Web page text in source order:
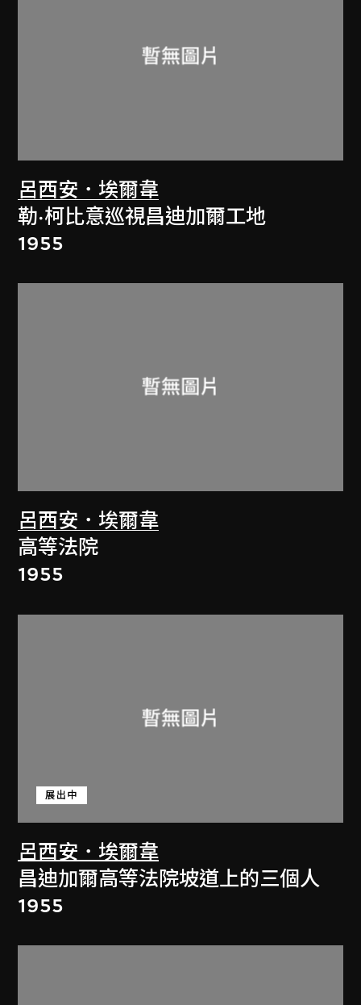
呂西安．埃爾韋
勒·柯比意巡視昌迪加爾工地
1955
呂西安．埃爾韋
高等法院
1955
呂西安．埃爾韋
展出中
昌迪加爾高等法院坡道上的三個人
1955